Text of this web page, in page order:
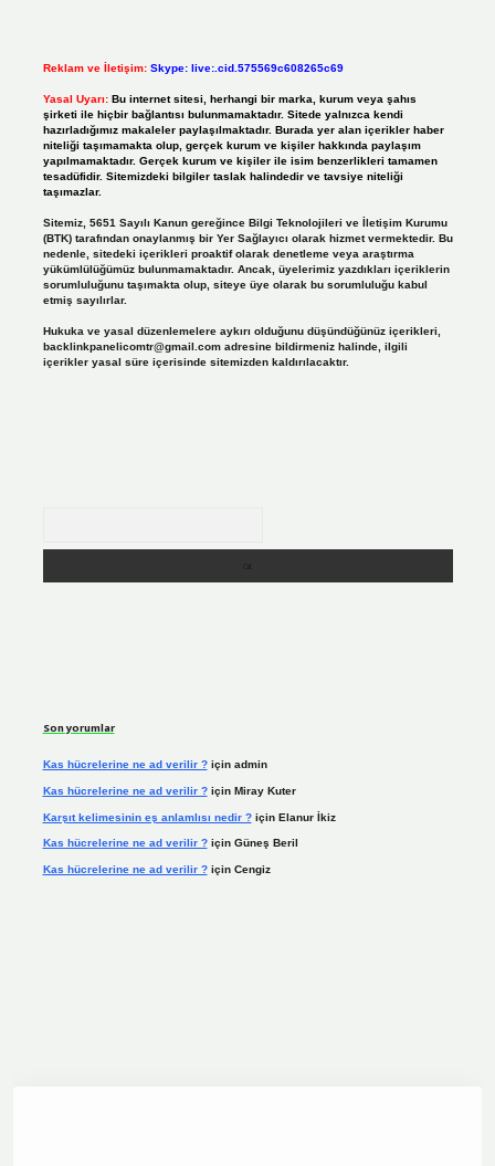
Reklam ve İletişim: Skype: live:.cid.575569c608265c69
Yasal Uyarı: Bu internet sitesi, herhangi bir marka, kurum veya şahıs
şirketi ile hiçbir bağlantısı bulunmamaktadır. Sitede yalnızca kendi
hazırladığımız makaleler paylaşılmaktadır. Burada yer alan içerikler haber
niteliği taşımamakta olup, gerçek kurum ve kişiler hakkında paylaşım
yapılmamaktadır. Gerçek kurum ve kişiler ile isim benzerlikleri tamamen
tesadüfidir. Sitemizdeki bilgiler taslak halindedir ve tavsiye niteliği
taşımazlar.
Sitemiz, 5651 Sayılı Kanun gereğince Bilgi Teknolojileri ve İletişim Kurumu
(BTK) tarafından onaylanmış bir Yer Sağlayıcı olarak hizmet vermektedir. Bu
nedenle, sitedeki içerikleri proaktif olarak denetleme veya araştırma
yükümlülüğümüz bulunmamaktadır. Ancak, üyelerimiz yazdıkları içeriklerin
sorumluluğunu taşımakta olup, siteye üye olarak bu sorumluluğu kabul
etmiş sayılırlar.
Hukuka ve yasal düzenlemelere aykırı olduğunu düşündüğünüz içerikleri,
backlinkpanelicomtr@gmail.comadresine bildirmeniz halinde, ilgili
içerikler yasal süre içerisinde sitemizden kaldırılacaktır.
Son yorumlar
Kas hücrelerine ne ad verilir ?için admin
Kas hücrelerine ne ad verilir ?için Miray Kuter
Karşıt kelimesinin eş anlamlısı nedir ?için Elanur İkiz
Kas hücrelerine ne ad verilir ?için Güneş Beril
Kas hücrelerine ne ad verilir ?için Cengiz